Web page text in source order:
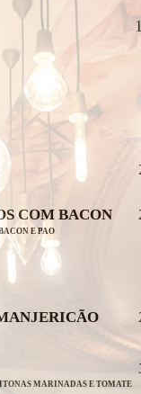
COM BACON
E PAO
MARINADAS E TOMATE